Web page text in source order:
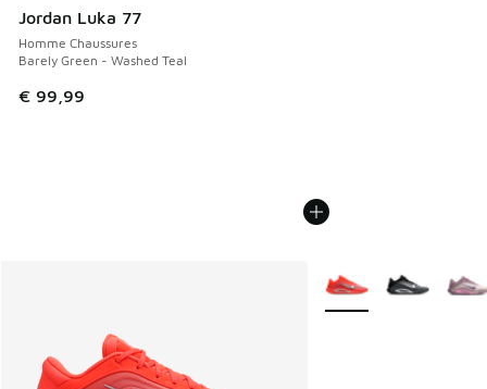
Jordan Luka 77
Homme Chaussures
Barely Green - Washed Teal
€ 99,99
Plus de couleurs